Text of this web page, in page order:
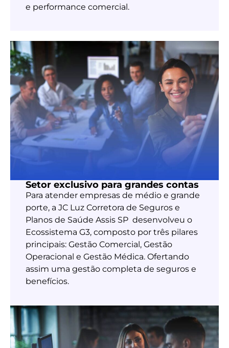
e performance comercial.
Setor exclusivo para grandes contas
Para atender empresas de médio e grande
porte, a JC Luz Corretora de Seguros e
Planos de Saúde Assis SP desenvolveu o
Ecossistema G3, composto por três pilares
principais: Gestão Comercial, Gestão
Operacional e Gestão Médica. Ofertando
assim uma gestão completa de seguros e
benefícios.